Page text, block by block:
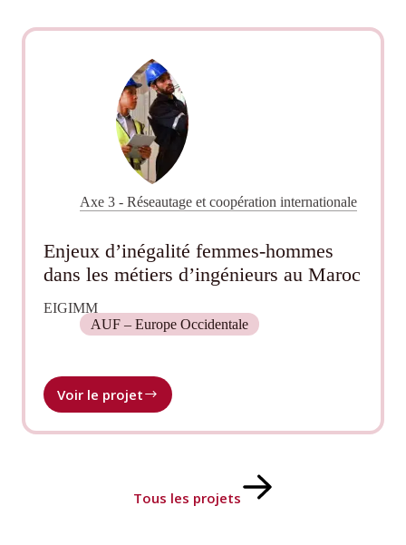
Axe 3 - Réseautage et coopération internationale
Enjeux d’inégalité femmes-hommes
dans les métiers d’ingénieurs au Maroc
EIGIMM
AUF – Europe Occidentale
Voir le projet
Enjeux
femmes-
Tous les projets